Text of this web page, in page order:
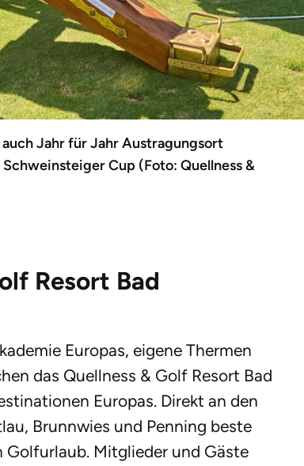
auch Jahr für Jahr Austragungsort
Cup (Foto: Quellness &
Resort Bad
Europas, eigene Thermen
das Quellness & Golf Resort Bad
Europas. Direkt an den
Brunnwies und Penning beste
Mitglieder und Gäste